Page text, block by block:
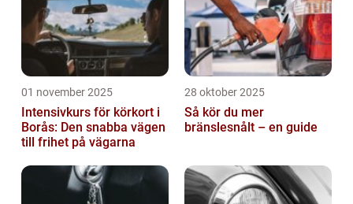
01 november 2025
Intensivkurs för körkort i
Borås: Den snabba vägen
till frihet på vägarna
28 oktober 2025
Så kör du mer
bränslesnålt – en guide